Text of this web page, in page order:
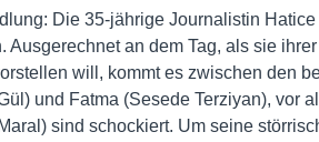
Die 35-jährige Journalistin
Ausgerechnet an dem Tag, als sie
will, kommt es zwischen den
und Fatma (Sesede Terziyan), vor
sind schockiert. Um seine